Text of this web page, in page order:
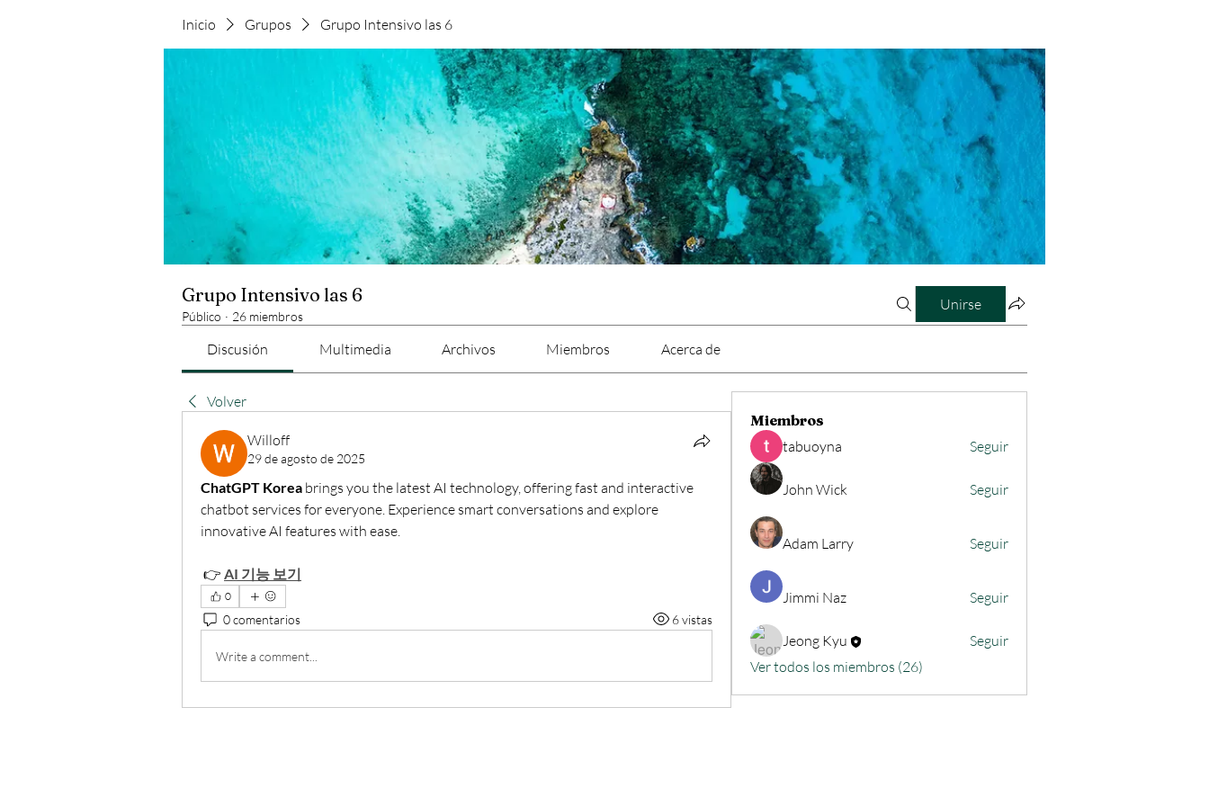
Inicio Grupos Grupo Intensivo las 6
Grupo Intensivo las 6
Público · 26 miembros
Unirse
Discusión Multimedia Archivos Miembros Acerca de
Volver
Willoff
29 de agosto de 2025
ChatGPT Korea brings you the latest AI technology, offering fast and interactive
chatbot services for everyone. Experience smart conversations and explore
innovative AI features with ease.
👉 AI 기능 보기
0
0 comentarios 6 vistas
Write a comment...
Miembros
tabuoyna
Seguir
John Wick Seguir
Adam Larry Seguir
Jimmi Naz Seguir
Jeong Kyu
Seguir
Ver todos los miembros (26)